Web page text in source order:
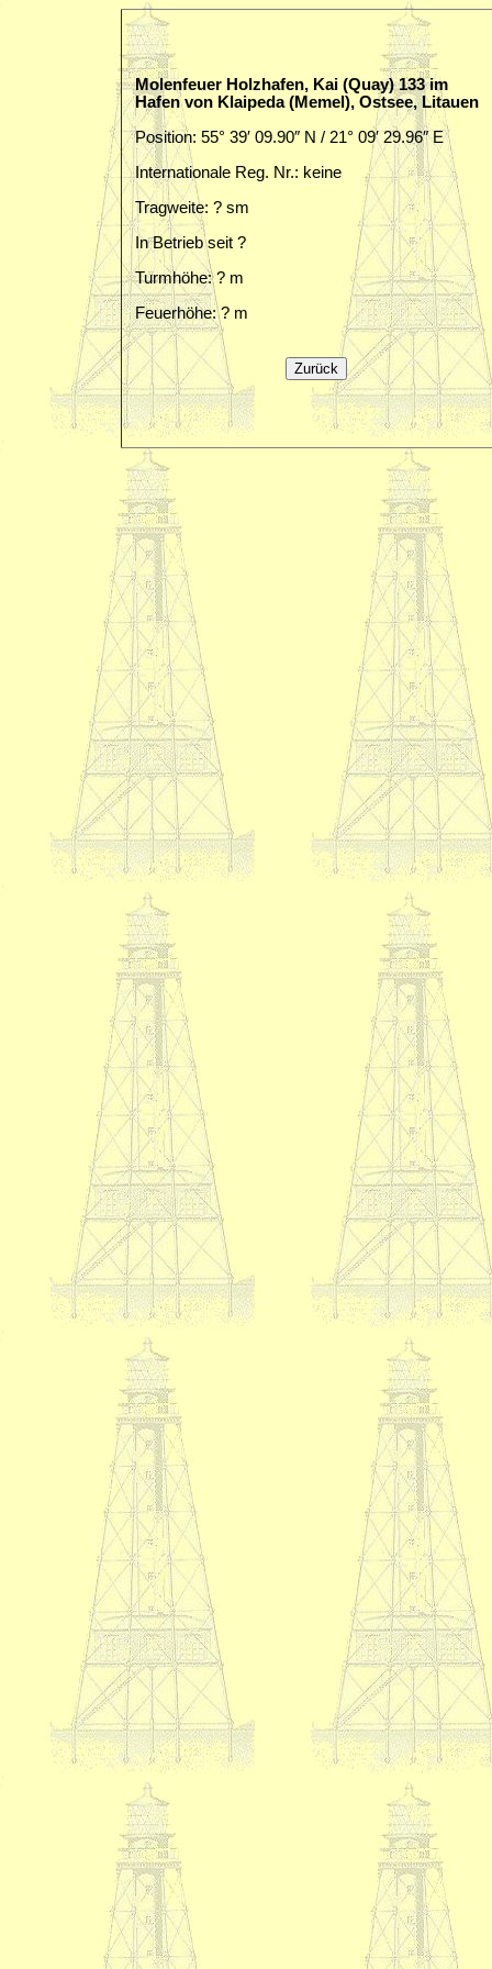
Molenfeuer Holzhafen, Kai (Quay) 133 im
Hafen von Klaipeda (Memel), Ostsee, Litauen
Position: 55° 39′ 09.90″ N / 21° 09′ 29.96″ E
Internationale Reg. Nr.: keine
Tragweite: ? sm
In Betrieb seit ?
Turmhöhe: ? m
Feuerhöhe: ? m